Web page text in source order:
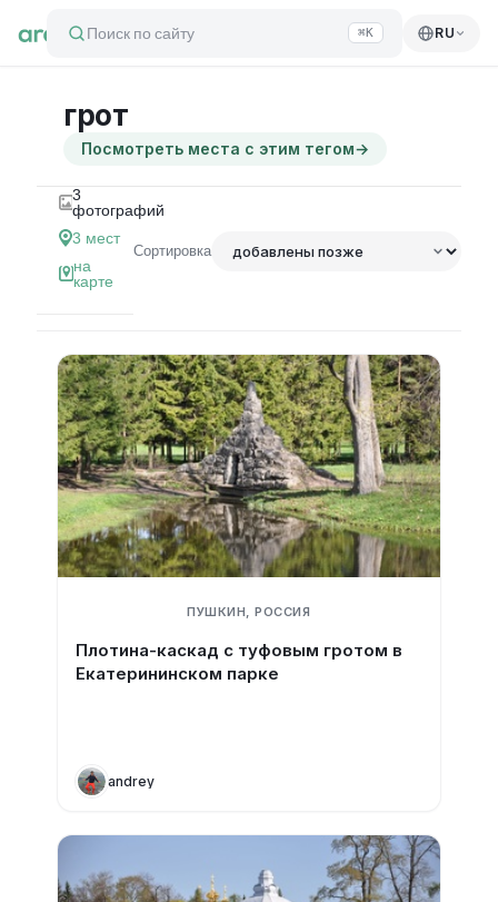
Поиск по сайту ⌘K RU
грот
Посмотреть места с этим тегом→
3
фотографий
3 мест
на
карте
Сортировка
ПУШКИН, РОССИЯ
Плотина-каскад с туфовым гротом в
Екатерининском парке
andrey